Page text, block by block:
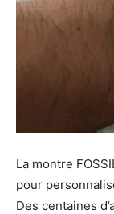
La montre
pour
Des centaines